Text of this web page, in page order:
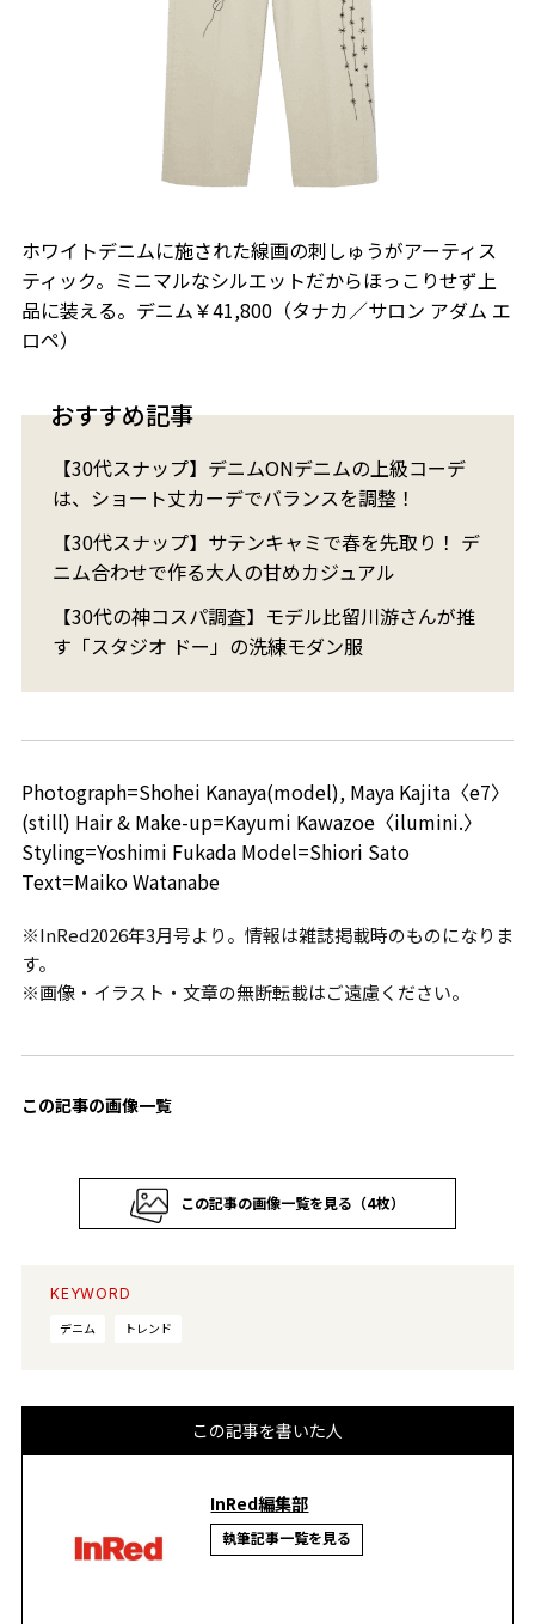
ホワイトデニムに施された線画の刺しゅうがアーティス
ティック。ミニマルなシルエットだからほっこりせず上
品に装える。デニム￥41,800（タナカ／サロン アダム エ
ロペ）
おすすめ記事
【30代スナップ】デニムONデニムの上級コーデ
は、ショート丈カーデでバランスを調整！
【30代スナップ】サテンキャミで春を先取り！ デ
ニム合わせで作る大人の甘めカジュアル
【30代の神コスパ調査】モデル比留川游さんが推
す「スタジオ ドー」の洗練モダン服
Photograph=Shohei Kanaya(model), Maya Kajita〈e7〉
(still) Hair & Make-up=Kayumi Kawazoe〈ilumini.〉
Styling=Yoshimi Fukada Model=Shiori Sato
Text=Maiko Watanabe
※InRed2026年3月号より。情報は雑誌掲載時のものになりま
す。
※画像・イラスト・文章の無断転載はご遠慮ください。
この記事の画像一覧
この記事の画像一覧を見る（4枚）
KEYWORD
デニム
トレンド
この記事を書いた人
InRed編集部
執筆記事一覧を見る